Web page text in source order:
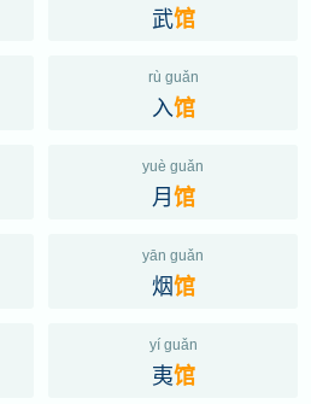
武馆
rù guǎn
入馆
yuè guǎn
月馆
yān guǎn
烟馆
yí guǎn
夷馆